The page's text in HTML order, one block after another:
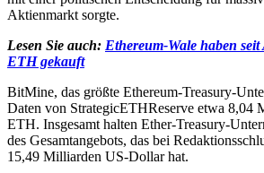
Aktienmarkt sorgte.
Lesen Sie auch: Ethereum-Wale haben
ETH gekauft
BitMine, das größte Ethereum-Treasury-
Daten von StrategicETHReserve etwa 8,04
ETH. Insgesamt halten Ether-Treasury-
des Gesamtangebots, das bei
15,49 Milliarden US-Dollar hat.